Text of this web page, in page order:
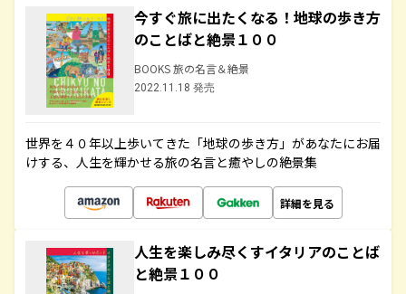
今すぐ旅に出たくなる！地球の歩き方
のことばと絶景１００
BOOKS 旅の名言＆絶景
2022.11.18 発売
世界を４０年以上歩いてきた「地球の歩き方」があなたにお届
けする、人生を輝かせる旅の名言と癒やしの絶景集
詳細を見る
人生を楽しみ尽くすイタリアのことば
と絶景１００